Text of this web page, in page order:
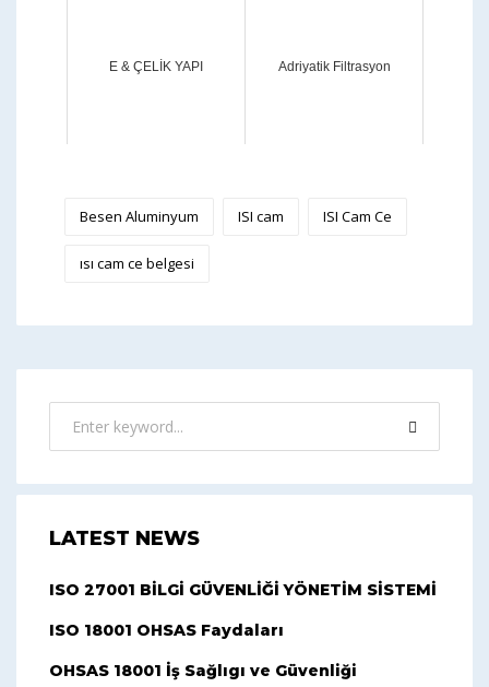
E & ÇELİK YAPI Adriyatik Filtrasyon
Besen Aluminyum ISI cam ISI Cam Ce
ısı cam ce belgesi
LATEST NEWS
ISO 27001 BİLGİ GÜVENLİĞİ YÖNETİM SİSTEMİ
ISO 18001 OHSAS Faydaları
OHSAS 18001 İş Sağlıgı ve Güvenliği